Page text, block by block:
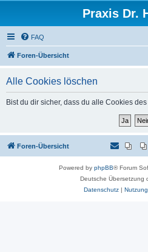
Praxis Dr.
FAQ
Foren-Übersicht
Alle Cookies löschen
Bist du dir sicher, dass du alle Cookies
Foren-Übersicht
Powered by phpBB® Forum
Deutsche Übersetzung
Datenschutz|